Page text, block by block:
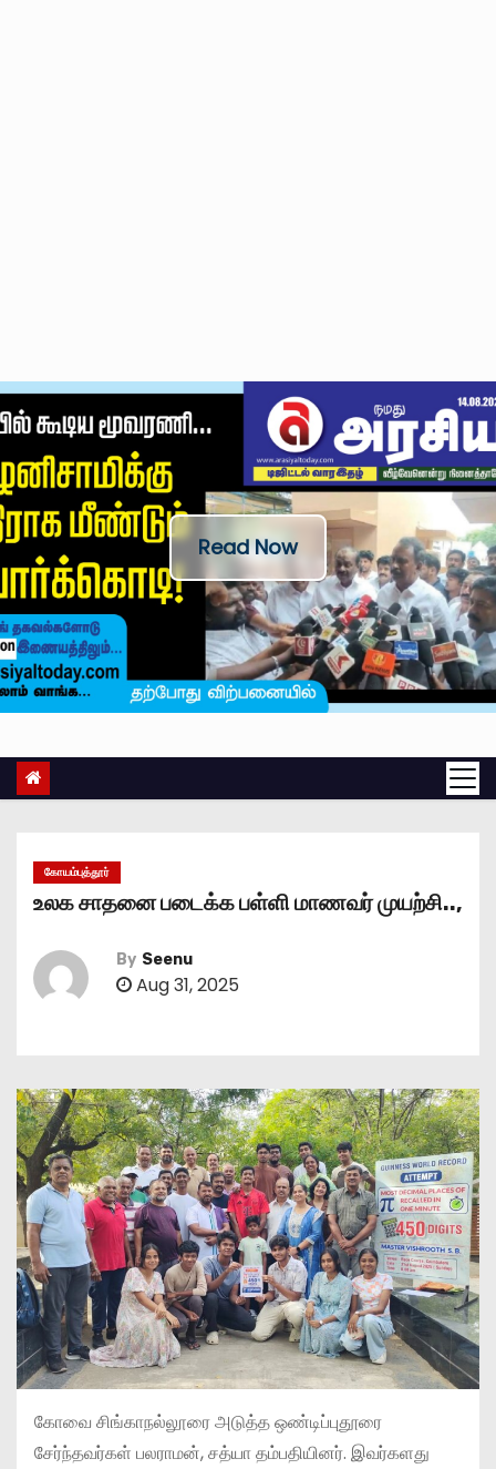
Read Now
கோயம்புத்தூர்
உலக சாதனை படைக்க பள்ளி மாணவர் முயற்சி..,
By Seenu
Aug 31, 2025
கோவை சிங்காநல்லூரை அடுத்த ஒண்டிப்புதூரை
சேர்ந்தவர்கள் பலராமன், சத்யா தம்பதியினர். இவர்களது